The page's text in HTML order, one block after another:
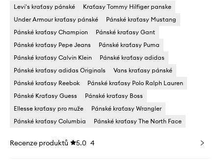
Levi's kraťasy pánské
Kraťasy Tommy Hilfiger panske
Under Armour kraťasy pánské
Pánské kraťasy Mustang
Pánské kraťasy Champion
Pánské kraťasy Gant
Pánské kraťasy Pepe Jeans
Pánské kraťasy Puma
Pánské kraťasy Calvin Klein
Pánské kraťasy adidas
Pánské kraťasy adidas Originals
Vans kraťasy pánské
Pánské kraťasy Reebok
Pánské kraťasy Polo Ralph Lauren
Pánské Kraťasy Guess
Pánské kraťasy Boss
Ellesse kraťasy pro muže
Pánské kraťasy Wrangler
Pánské kraťasy Columbia
Pánské kraťasy The North Face
Recenze produktů 5.0 4